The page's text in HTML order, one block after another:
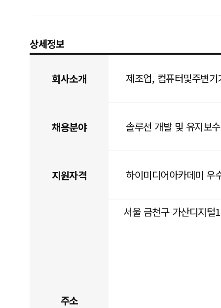
상세정보
회사소개 제조업, 컴퓨터및주변
채용분야 솔루션 개발 및 유지보
지원자격 하이미디어아카데미 우
주소
서울 금천구 가산디지